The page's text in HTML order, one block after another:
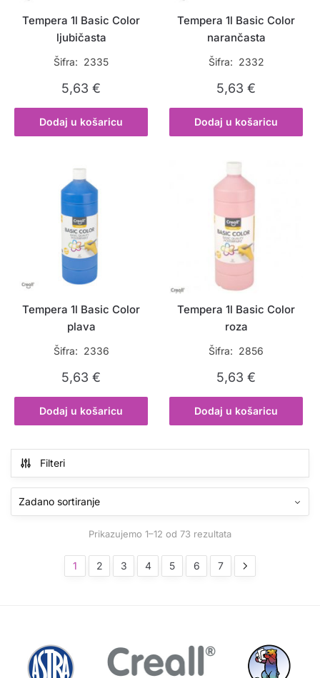
Tempera 1l Basic Color
ljubičasta
Šifra: 2335
5,63€
Dodaj u košaricu
Tempera 1l Basic Color
narančasta
Šifra: 2332
5,63€
Dodaj u košaricu
Tempera 1l Basic Color
plava
Šifra: 2336
5,63€
Dodaj u košaricu
Tempera 1l Basic Color
roza
Šifra: 2856
5,63€
Dodaj u košaricu
Filteri
Prikazujemo 1–12 od 73 rezultata
1 2 3 4 5 6 7